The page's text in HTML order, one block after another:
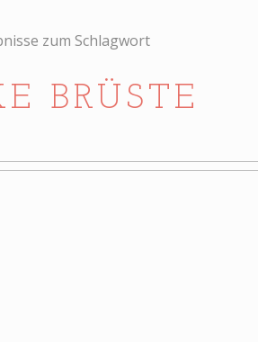
zum Schlagwort
BRÜSTE